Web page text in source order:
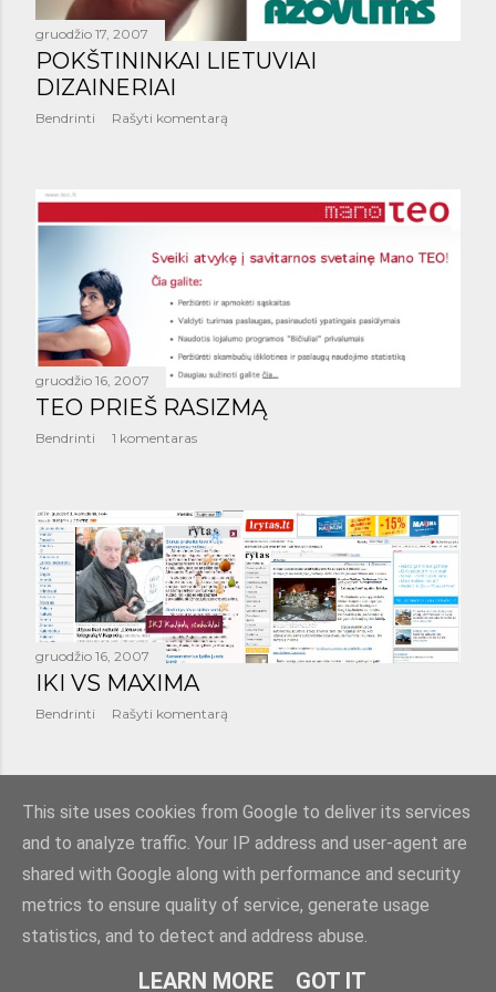
i
m
a
gruodžio 17, 2007
POKŠTININKAI LIETUVIAI
DIZAINERIAI
Bendrinti Rašyti komentarą
gruodžio 16, 2007
TEO PRIEŠ RASIZMĄ
Bendrinti 1 komentaras
gruodžio 16, 2007
IKI VS MAXIMA
Bendrinti Rašyti komentarą
SENESNI PRANEŠIMAI
Teikia „Blogger“
This site uses cookies from Google to deliver its services
and to analyze traffic. Your IP address and user-agent are
shared with Google along with performance and security
metrics to ensure quality of service, generate usage
statistics, and to detect and address abuse.
LEARN MORE GOT IT